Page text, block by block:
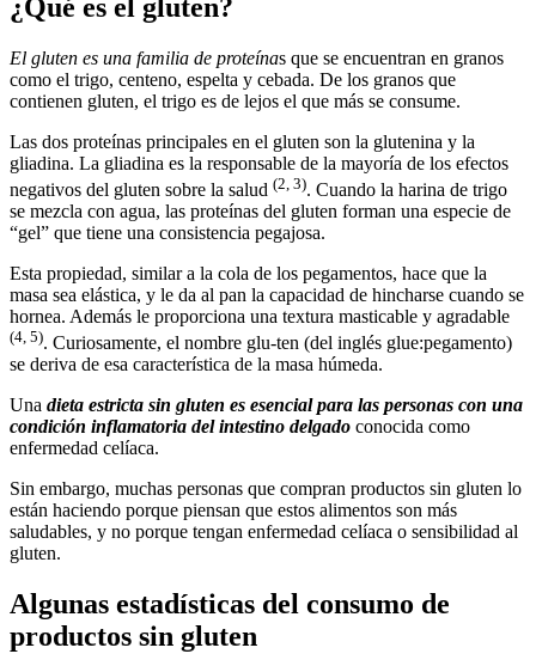
¿Qué es el gluten?
El gluten es una familia de proteínas que se encuentran en granos
como el trigo, centeno, espelta y cebada. De los granos que
contienen gluten, el trigo es de lejos el que más se consume.
Las dos proteínas principales en el gluten son la glutenina y la
gliadina. La gliadina es la responsable de la mayoría de los efectos
negativos del gluten sobre la salud (2, 3). Cuando la harina de trigo
se mezcla con agua, las proteínas del gluten forman una especie de
“gel” que tiene una consistencia pegajosa.
Esta propiedad, similar a la cola de los pegamentos, hace que la
masa sea elástica, y le da al pan la capacidad de hincharse cuando se
hornea. Además le proporciona una textura masticable y agradable
(4, 5). Curiosamente, el nombre glu-ten (del inglés glue:pegamento)
se deriva de esa característica de la masa húmeda.
Una dieta estricta sin gluten es esencial para las personas con una
condición inflamatoria del intestino delgado conocida como
enfermedad celíaca.
Sin embargo, muchas personas que compran productos sin gluten lo
están haciendo porque piensan que estos alimentos son más
saludables, y no porque tengan enfermedad celíaca o sensibilidad al
gluten.
Algunas estadísticas del consumo de
productos sin gluten